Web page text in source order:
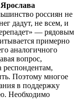
Ярослава
россиян не
дадут, не всем, и
— рядовым
примерно
аналогичного
вопрос,
респондентам,
Поэтому многое
в поддержку
Необходимо